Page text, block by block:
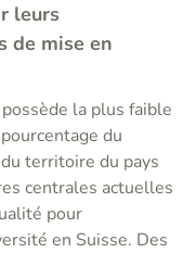
leurs
de mise en
la plus faible
du
territoire du pays
centrales actuelles
pour
en Suisse. Des